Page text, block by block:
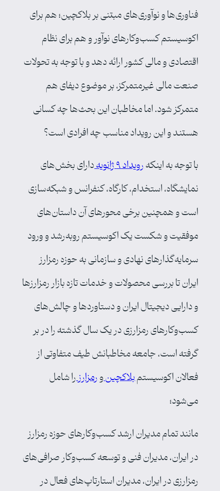
فناوری‌ها و نوآوری‌های مبتنی بر بلاکچین؛ هم برای
اکوسیستم کسب‌وکارهای نوآور و هم برای نظام
اقتصادی و مالی کشور ارائه دهد و با توجه به تحولات
صنعت مالی غیرمتمرکز، بر موضوع دیفای هم
متمرکز شود. اما مخاطبان این بحث‌ها چه کسانی
هستند و این رویداد مناسب چه افرادی است؟
با توجه به اینکهرویداد ۹ ژانویه
دارای بخش‌های
نمایشگاه، استخدام، کارگاه، کنفرانس و شبکه‌سازی
است و همچنین برخی محورهای آن داستان‌های
موفقیت و شکست یک اکوسیستم روبه‌رشد و ورود
سرمایه‌گذارهای نهادی و سازمانی به حوزه رمزارز
ایران تا بررسی محصولات و خدمات تازه بازار رمزارزها
و دارایی دیجیتال ایران و دستاوردها و چالش‌های
کسب‌وکارهای رمزارزی در یک سال گذشته را در بر
گرفته است، جامعه مخاطبانش طیف متفاوتی از
فعالان اکوسیستمبلاکچینورمزارزرا شامل
می‌شود؛
مانند تمام مدیران ارشد کسب‌وکارهای حوزه رمزارز
در ایران، مدیران فنی و توسعه کسب‌وکار صرافی‌های
رمزارزی در ایران، مدیران استارتاپ‌های فعال در